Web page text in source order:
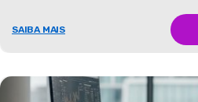
SAIBA MAIS